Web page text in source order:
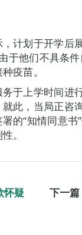
计划于开学后
他们不具条
疫苗。
于上学时间进
此，当局正咨
的“知情同意
。
怀疑
下一篇